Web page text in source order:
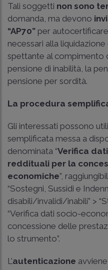
Tali soggetti non sono
domanda, ma devono
“AP70” per
necessari alla
spettante al compimento
pensione di inabilità, la
pensione per sordità.
La procedura
Gli interessati possono
semplificata messa a
denominata “Verifica
reddituali per la
economiche”,
“Sostegni, Sussidi e
disabili/invalidi/inabili” >
“Verifica dati socio-
concessione delle
lo strumento”.
L’autenticazione